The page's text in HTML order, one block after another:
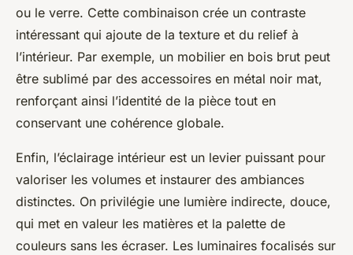
ou le verre. Cette combinaison crée un contraste
intéressant qui ajoute de la texture et du relief à
l’intérieur. Par exemple, un mobilier en bois brut peut
être sublimé par des accessoires en métal noir mat,
renforçant ainsi l’identité de la pièce tout en
conservant une cohérence globale.
Enfin, l’éclairage intérieur est un levier puissant pour
valoriser les volumes et instaurer des ambiances
distinctes. On privilégie une lumière indirecte, douce,
qui met en valeur les matières et la palette de
couleurs sans les écraser. Les luminaires focalisés sur